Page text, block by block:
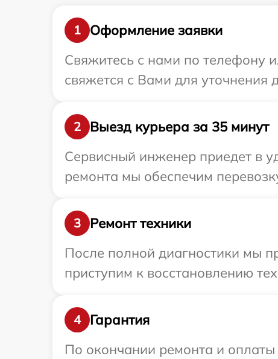
1
Оформление заявки
Свяжитесь с нами по телефону
свяжется с Вами для уточнения
2
Выезд курьера за 35 минут
Сервисный инженер приедет в
ремонта мы обеспечим
3
Ремонт техники
После полной диагностики мы
приступим к восстановлению
4
Гарантия
По окончании ремонта и